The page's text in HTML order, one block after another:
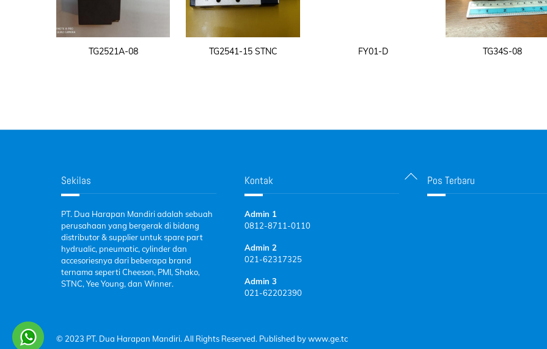
TG2521A-08 TG2541-15 STNC FY01-D TG34S-08
Back
To
Sekilas
PT. Dua Harapan Mandiri adalah sebuah
perusahaan yang bergerak di bidang
distributor & supplier untuk spare part
hydrualic, pneumatic, cylinder dan
accesoriesnya dari beberapa brand
ternama seperti Cheeson, PMI, Shako,
STNC, Yee Young, dan Winner.
Kontak
Admin 1
0812-8711-0110
Admin 2
021-62317325
Admin 3
021-62202390
Pos Terbaru
© 2023 PT. Dua Harapan Mandiri. All Rights Reserved. Published bywww.ge.tc